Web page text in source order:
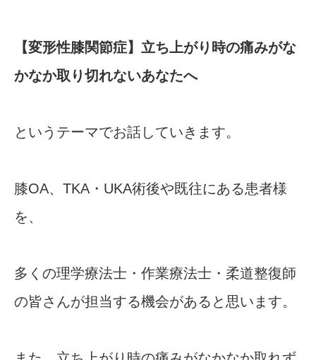
【変形性膝関節症】立ち上がり時の痛みがな
かなか取り切れないあなたへ
というテーマでお話していきます。
膝OA、TKA・UKA術後や既往にある患者様
を、
多くの理学療法士・作業療法士・柔道整復師
の皆さんが担当する機会があると思います。